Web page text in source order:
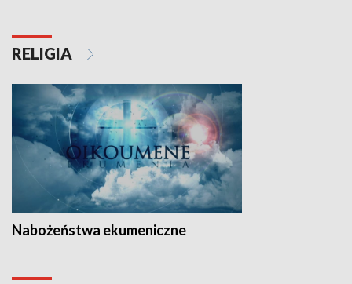
RELIGIA
Nabożeństwa ekumeniczne